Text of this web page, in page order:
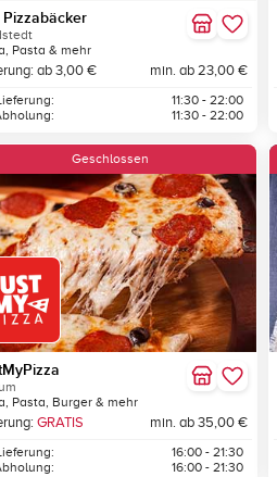
Pizzabäcker
Pasta & mehr
ab 3,00 € min. ab 23,00 €
11:30 - 22:00
11:30 - 22:00
Geschlossen
Pasta, Burger & mehr
GRATIS min. ab 35,00 €
16:00 - 21:30
16:00 - 21:30